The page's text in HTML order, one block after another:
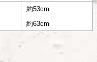
約53cm
約63cm